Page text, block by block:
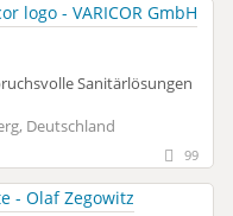
Sanitärlösungen
Deutschland
99